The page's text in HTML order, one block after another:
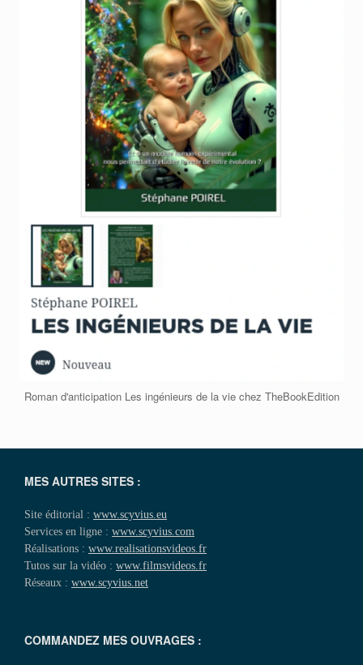
Roman d'anticipation Les ingénieurs de la vie chez TheBookEdition
MES AUTRES SITES :
Site éditorial : www.scyvius.eu
Services en ligne : www.scyvius.com
Réalisations : www.realisationsvideos.fr
Tutos sur la vidéo : www.filmsvideos.fr
Réseaux : www.scyvius.net
COMMANDEZ MES OUVRAGES :